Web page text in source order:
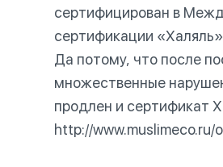
сертифицирован в
сертификации
Да потому, что после
множественные
продлен и сертификат
http://www.muslimeco.ru/